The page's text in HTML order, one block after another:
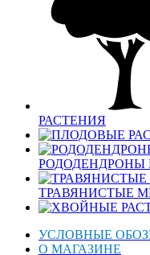
РАСТЕНИЯ
РОДОДЕНДРОНЫ
ТРАВЯНИСТЫЕ
УСЛОВНЫЕ
О МАГАЗИНЕ